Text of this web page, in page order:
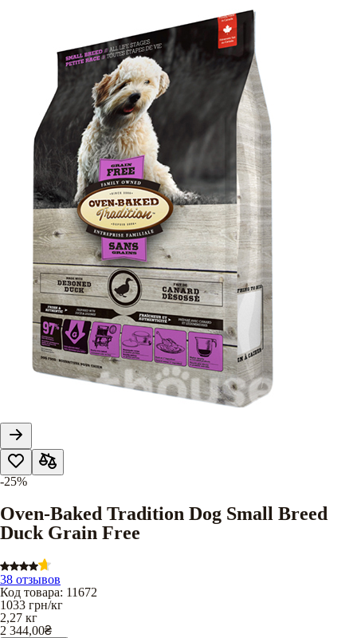
-25%
Oven-Baked Tradition Dog Small Breed
Duck Grain Free
38 отзывов
Код товара: 11672
1033 грн/кг
2,27 кг
2 344,00₴